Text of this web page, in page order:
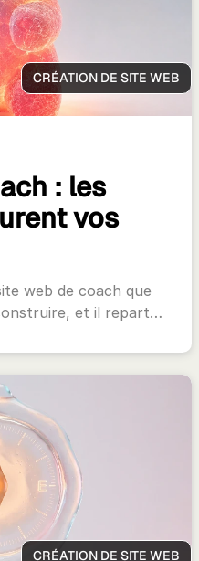
CRÉATION DE SITE WEB
: les
vos
web de coach que
et il repart…
CRÉATION DE SITE WEB